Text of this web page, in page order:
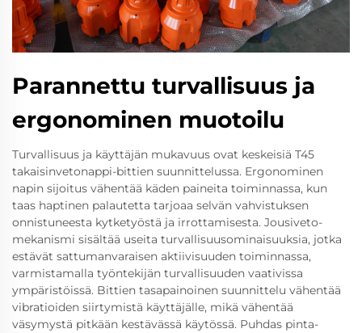
Parannettu turvallisuus ja
ergonominen muotoilu
Turvallisuus ja käyttäjän mukavuus ovat keskeisiä T45
takaisinvetonappi-bittien suunnittelussa. Ergonominen
napin sijoitus vähentää käden paineita toiminnassa, kun
taas haptinen palautetta tarjoaa selvän vahvistuksen
onnistuneesta kytketyöstä ja irrottamisesta. Jousiveto-
mekanismi sisältää useita turvallisuusominaisuuksia, jotka
estävät sattumanvaraisen aktiivisuuden toiminnassa,
varmistamalla työntekijän turvallisuuden vaativissa
ympäristöissä. Bittien tasapainoinen suunnittelu vähentää
vibratioiden siirtymistä käyttäjälle, mikä vähentää
väsymystä pitkään kestävässä käytössä. Puhdas pinta-